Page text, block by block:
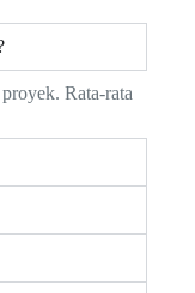
Rata-rata